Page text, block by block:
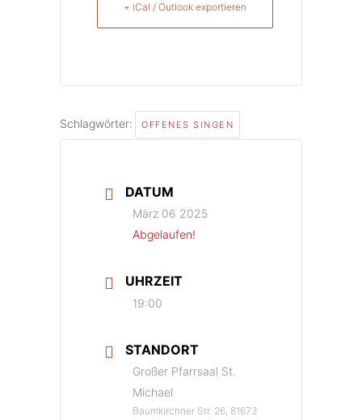
+ iCal / Outlook exportieren
Schlagwörter: OFFENES SINGEN
DATUM
März 06 2025
Abgelaufen!
UHRZEIT
19:00
STANDORT
Großer Pfarrsaal St.
Michael
Baumkirchner Str. 26, 81673